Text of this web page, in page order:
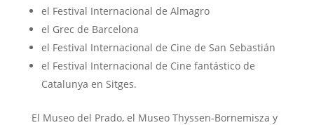
el Festival Internacional de Almagro
el Grec de Barcelona
el Festival Internacional de Cine de San Sebastián
el Festival Internacional de Cine fantástico de
Catalunya en Sitges.
El Museo del Prado, el Museo Thyssen-Bornemisza y